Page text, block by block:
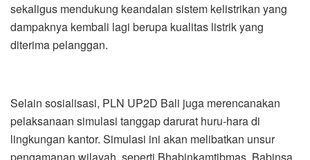
sekaligus mendukung keandalan sistem kelistrikan yang
dampaknya kembali lagi berupa kualitas listrik yang
diterima pelanggan.
Selain sosialisasi, PLN UP2D Bali juga merencanakan
pelaksanaan simulasi tanggap darurat huru-hara di
lingkungan kantor. Simulasi ini akan melibatkan unsur